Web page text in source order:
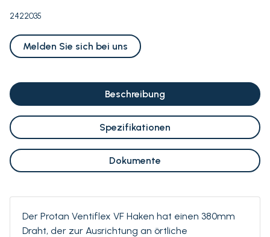
2422035
Melden Sie sich bei uns
Beschreibung
Spezifikationen
Dokumente
Der Protan Ventiflex VF Haken hat einen 380mm
Draht, der zur Ausrichtung an örtliche